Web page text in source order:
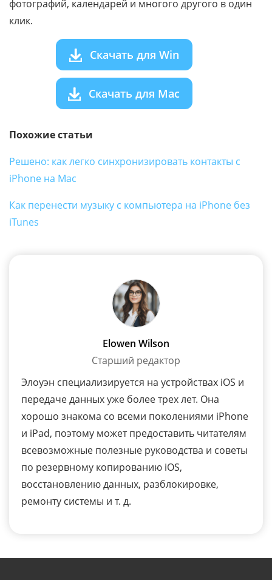
фотографий, календарей и многого другого в один
клик.
Скачать для Win
Скачать для Mac
Похожие статьи
Решено: как легко синхронизировать контакты с
iPhone на Mac
Как перенести музыку с компьютера на iPhone без
iTunes
Elowen Wilson
Старший редактор
Элоуэн специализируется на устройствах iOS и
передаче данных уже более трех лет. Она
хорошо знакома со всеми поколениями iPhone
и iPad, поэтому может предоставить читателям
всевозможные полезные руководства и советы
по резервному копированию iOS,
восстановлению данных, разблокировке,
ремонту системы и т. д.